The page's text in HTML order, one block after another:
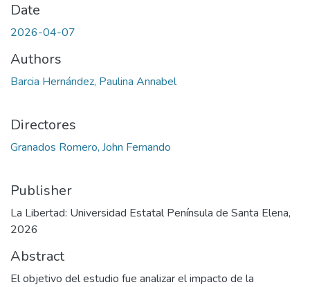
Date
2026-04-07
Authors
Barcia Hernández, Paulina Annabel
Directores
Granados Romero, John Fernando
Publisher
La Libertad: Universidad Estatal Península de Santa Elena,
2026
Abstract
El objetivo del estudio fue analizar el impacto de la